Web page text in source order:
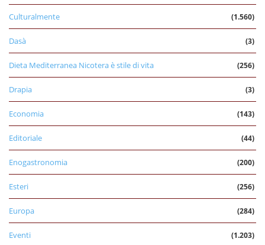
Culturalmente (1.560)
Dasà (3)
Dieta Mediterranea Nicotera è stile di vita (256)
Drapia (3)
Economia (143)
Editoriale (44)
Enogastronomia (200)
Esteri (256)
Europa (284)
Eventi (1.203)